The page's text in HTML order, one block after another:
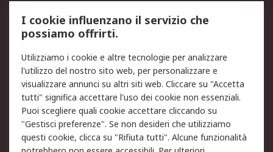
Legale
Informativa Cookie
Informativa Privacy -
Aggiornata
Email Security
Termini d'uso
Condizioni di vendita
Condizioni generali di
servizio
Etica e responsabilità
I cookie influenzano il servizio che
possiamo offrirti.
Utilizziamo i cookie e altre tecnologie per analizzare
l'utilizzo del nostro sito web, per personalizzare e
visualizzare annunci su altri siti web. Cliccare su "Accetta
tutti" significa accettare l'uso dei cookie non essenziali.
Puoi scegliere quali cookie accettare cliccando su
"Gestisci preferenze". Se non desideri che utilizziamo
questi cookie, clicca su "Rifiuta tutti". Alcune funzionalità